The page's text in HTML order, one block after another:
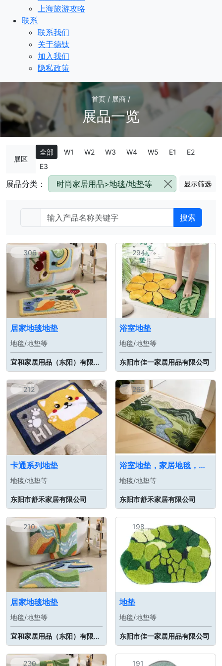
上海旅游攻略
联系
联系我们
关于德钛
加入我们
隐私政策
首页 / 展商 /
展品一览
展区
全部 W1 W2 W3 W4 W5 E1
E2
E3
展品分类： 时尚家居用品>地毯/地垫等 显示筛选
搜索
306
居家地毯地垫
地毯/地垫等
宜和家居用品（东阳）有限公司
294
浴室地垫
地毯/地垫等
东阳市佳一家居用品有限公司
212
卡通系列地垫
地毯/地垫等
东阳市舒禾家居有限公司
265
浴室地垫，家居地毯，地垫。
地毯/地垫等
东阳市舒禾家居有限公司
210
居家地毯地垫
地毯/地垫等
宜和家居用品（东阳）有限公司
198
地垫
地毯/地垫等
东阳市佳一家居用品有限公司
230 191